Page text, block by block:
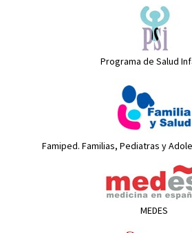
Programa de Salud
Famiped. Familias, Pediatras y
MEDES